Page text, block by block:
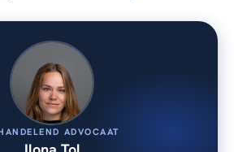
ADVOCAAT